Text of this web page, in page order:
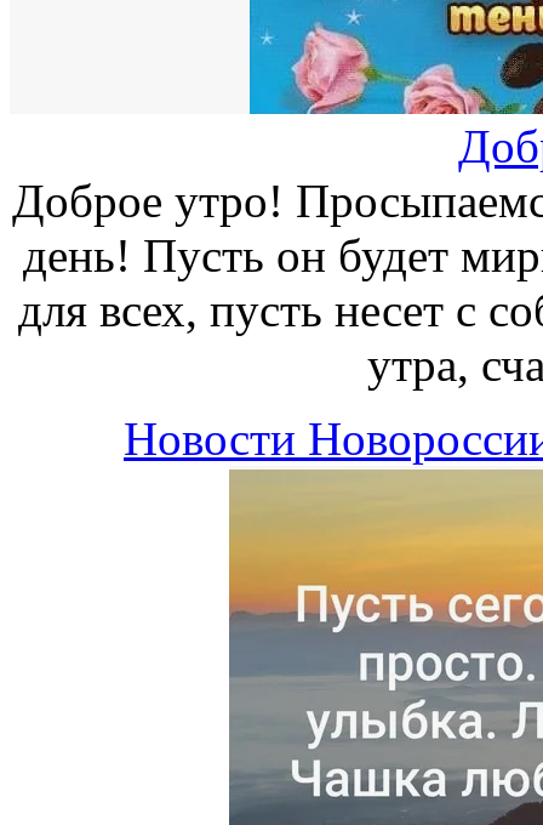
Доброе утро!
день! Пусть он будет
для всех, пусть несет с
утра,
Новости